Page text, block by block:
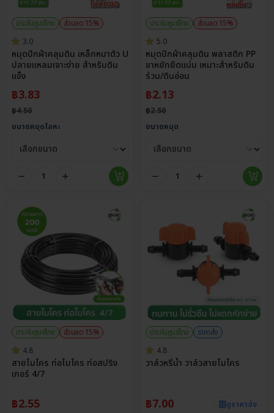
ประกันศูนย์ไทย
ส่วนลด 15%
3.0
หมุดปักผ้าคลุมดิน เหล็กหนาตัว U
ปลายแหลมเจาะง่าย สำหรับดิน
แข็ง
฿3.83
฿4.50
ขนาดหมุดโลหะ
ประกันศูนย์ไทย
ส่วนลด 15%
5.0
หมุดปักผ้าคลุมดิน พลาสติก PP
ขาหยักยึดแน่น เหมาะสำหรับดิน
ร่วน/ดินอ่อน
฿2.13
฿2.50
ขนาดหมุด
ประกันศูนย์ไทย
ส่วนลด 15%
4.8
สายไมโคร ท่อไมโคร ท่อสปริง
เกอร์ 4/7
฿2.55
ประกันศูนย์ไทย
ราคาส่ง
4.8
วาล์วหรี่น้ำ วาล์วสายไมโคร
฿7.00 ดูราคาส่ง